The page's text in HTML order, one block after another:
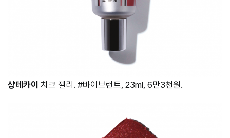
샹테카이 치크 젤리. #바이브런트, 23ml, 6만3천원.